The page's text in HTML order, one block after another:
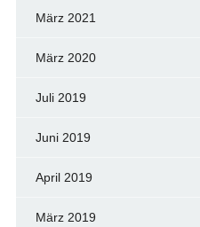
März 2021
März 2020
Juli 2019
Juni 2019
April 2019
März 2019